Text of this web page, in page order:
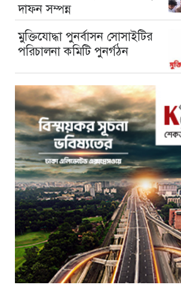
দাফন সম্পন্ন
মুক্তিযোদ্ধা পুনর্বাসন সোসাইটির
পরিচালনা কমিটি পুনর্গঠন